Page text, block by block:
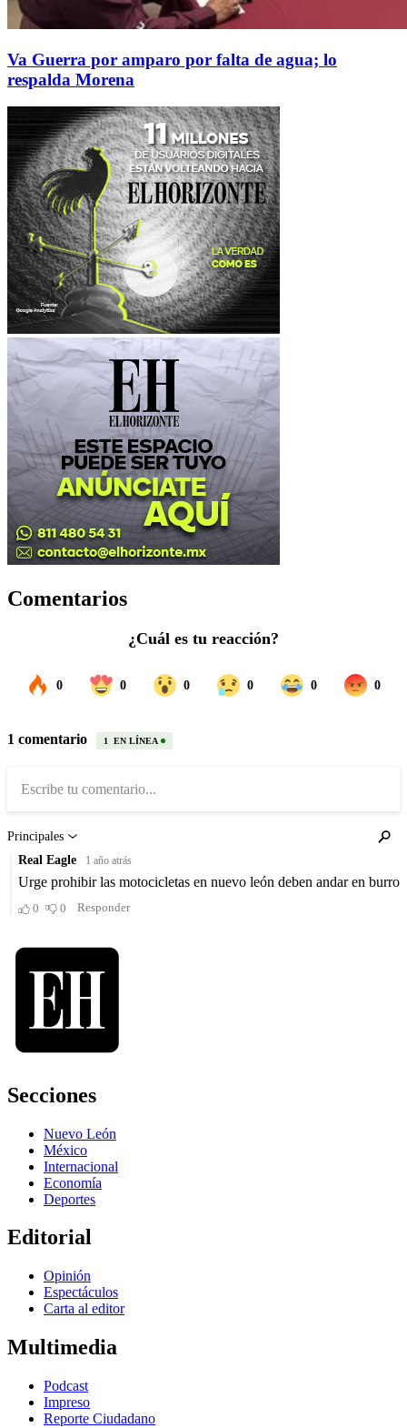
Va Guerra por amparo por falta de agua; lo
respalda Morena
Comentarios
Secciones
Nuevo León
México
Internacional
Economía
Deportes
Editorial
Opinión
Espectáculos
Carta al editor
Multimedia
Podcast
Impreso
Reporte Ciudadano